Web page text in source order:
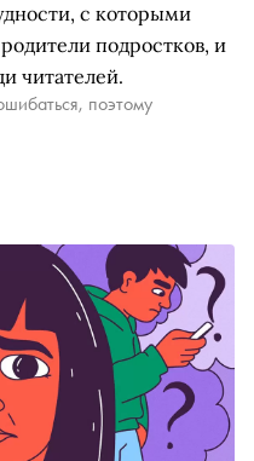
с которыми
подростков, и
читателей.
поэтому